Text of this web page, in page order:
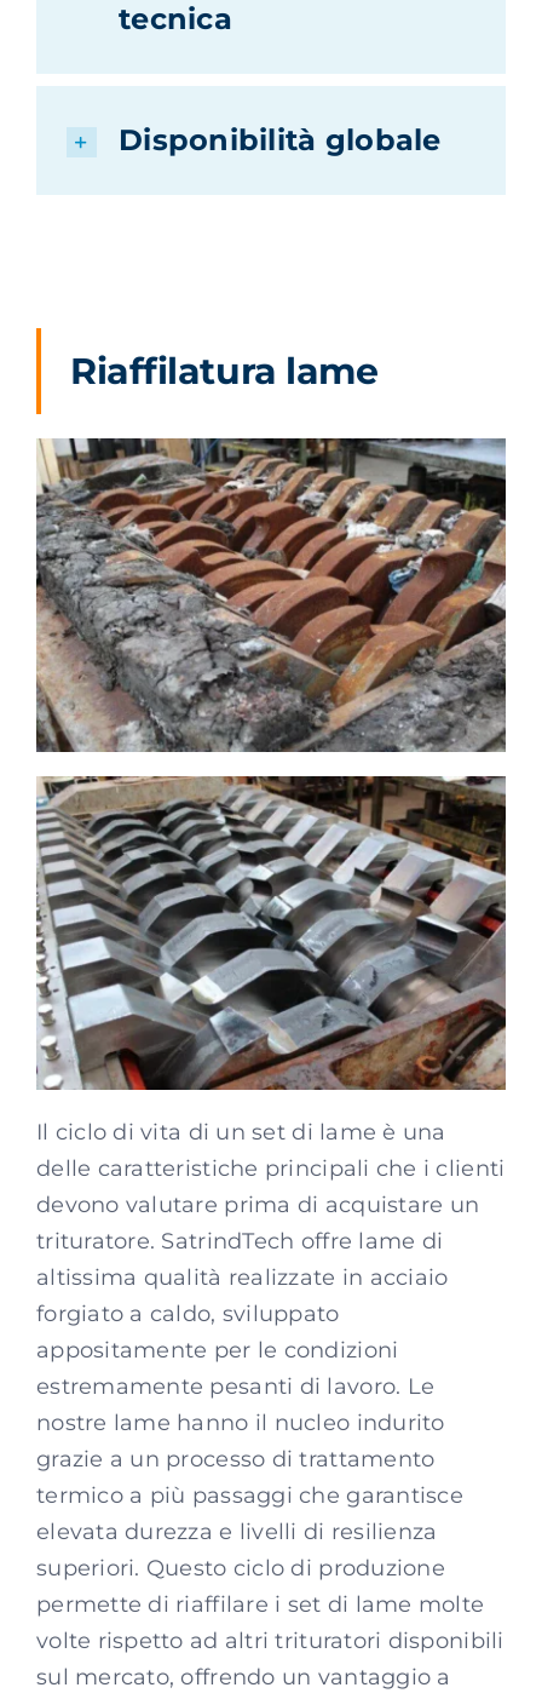
tecnica
Disponibilità globale
Riaffilatura lame
Il ciclo di vita di un set di lame è una
delle caratteristiche principali che i clienti
devono valutare prima di acquistare un
trituratore. SatrindTech offre lame di
altissima qualità realizzate in acciaio
forgiato a caldo, sviluppato
appositamente per le condizioni
estremamente pesanti di lavoro. Le
nostre lame hanno il nucleo indurito
grazie a un processo di trattamento
termico a più passaggi che garantisce
elevata durezza e livelli di resilienza
superiori. Questo ciclo di produzione
permette di riaffilare i set di lame molte
volte rispetto ad altri trituratori disponibili
sul mercato, offrendo un vantaggio a